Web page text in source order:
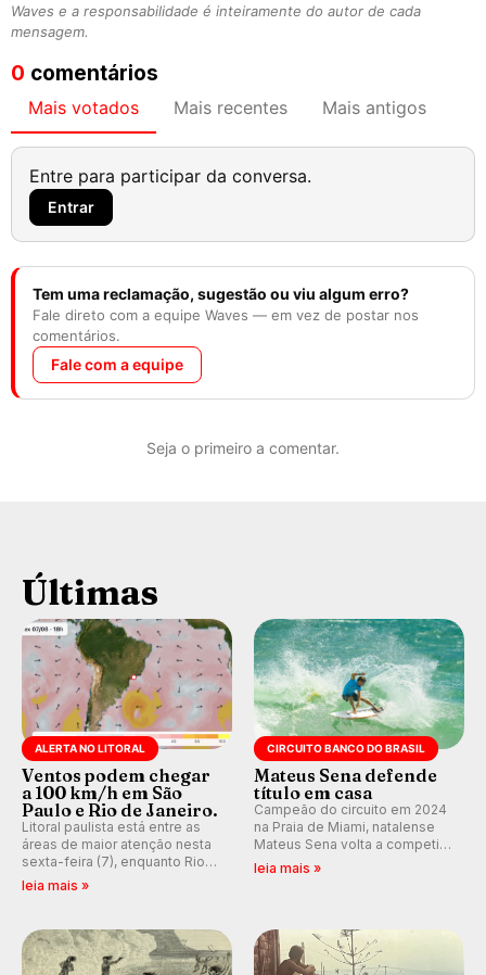
Waves e a responsabilidade é inteiramente do autor de cada
mensagem.
0 comentários
Mais votados Mais recentes Mais antigos
Entre para participar da conversa.
Entrar
Tem uma reclamação, sugestão ou viu algum erro?
Fale direto com a equipe Waves — em vez de postar nos
comentários.
Fale com a equipe
Seja o primeiro a comentar.
Últimas
ALERTA NO LITORAL
Ventos podem chegar
a 100 km/h em São
Paulo e Rio de Janeiro.
Litoral paulista está entre as
áreas de maior atenção nesta
sexta-feira (7), enquanto Rio
de Janeiro também recebe
km/h em Itanhaém.
leia mais »
CIRCUITO BANCO DO BRASIL
Mateus Sena defende
título em casa
Campeão do circuito em 2024
na Praia de Miami, natalense
Mateus Sena volta a competir
em casa em busca de manter a
leia mais »